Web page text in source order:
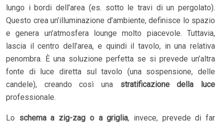
lungo i bordi dell’area (es. sotto le travi di un pergolato).
Questo crea un’illuminazione d’ambiente, definisce lo spazio
e genera un’atmosfera lounge molto piacevole. Tuttavia,
lascia il centro dell’area, e quindi il tavolo, in una relativa
penombra. È una soluzione perfetta se si prevede un’altra
fonte di luce diretta sul tavolo (una sospensione, delle
candele), creando così una stratificazione della luce
professionale.
Lo schema a zig-zag o a griglia, invece, prevede di far